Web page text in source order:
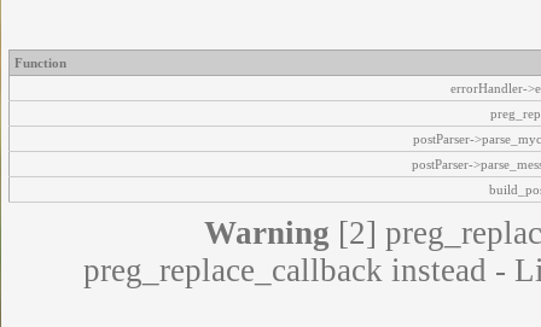
Function
errorHandler-
postParser-
postParser-
Warning [2]
preg_replace_callback instead -